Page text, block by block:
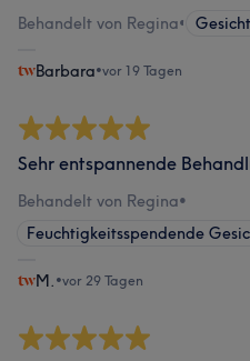
Behandelt von Regina•
Barbara•vor 19 Tagen
Sehr entspannende
Behandelt von Regina•
Feuchtigkeitsspendende
M. •vor 29 Tagen